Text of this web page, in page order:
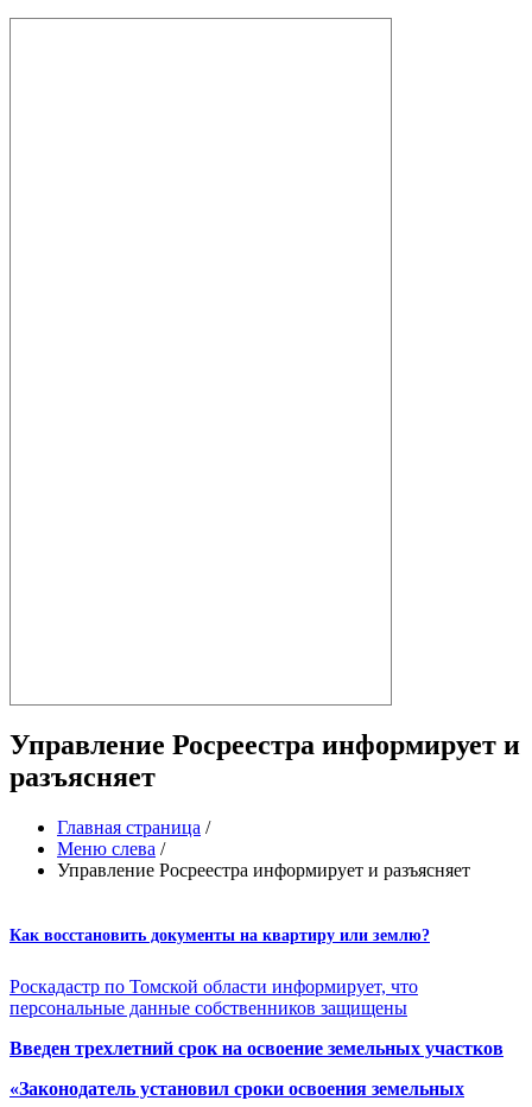
Управление Росреестра информирует и
разъясняет
Главная страница /
Меню слева /
Управление Росреестра информирует и разъясняет
Как восстановить документы на квартиру или землю?
Роскадастр по Томской области информирует, что
персональные данные собственников защищены
Введен трехлетний срок на освоение земельных участков
«Законодатель установил сроки освоения земельных